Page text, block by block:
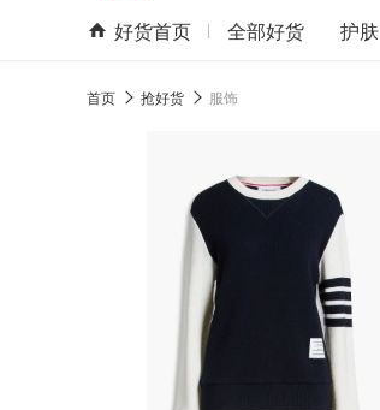
好货首页 全部好货 护肤
首页 抢好货 服饰